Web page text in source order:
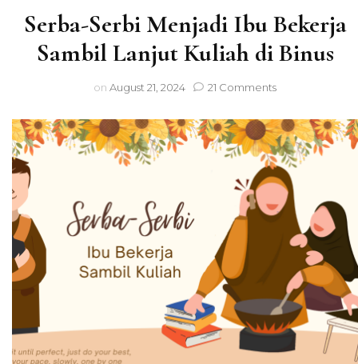
Serba-Serbi Menjadi Ibu Bekerja
Sambil Lanjut Kuliah di Binus
on August 21, 2024 21 Commentson
Serbi
Menjadi
Ibu
Bekerja
Sambil
Lanjut
Kuliah
Binus